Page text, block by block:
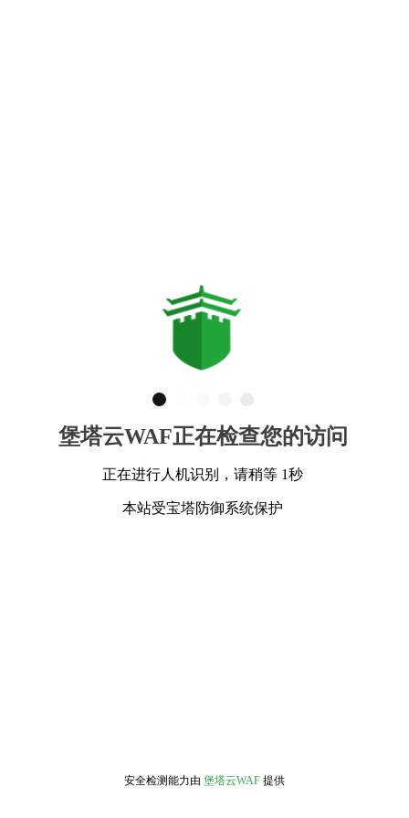
堡塔云WAF正在检查您的访问
正在进行人机识别，请稍等 1秒
本站受宝塔防御系统保护
安全检测能力由 堡塔云WAF 提供